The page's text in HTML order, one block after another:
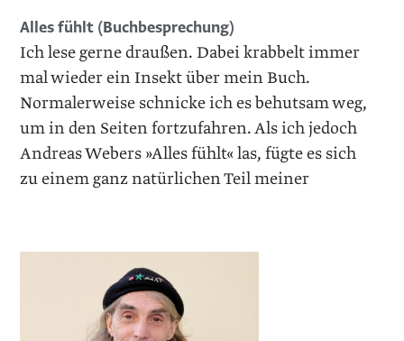
Alles fühlt (Buchbesprechung)
Ich lese gerne draußen. Dabei krabbelt immer
mal wieder ein Insekt über mein Buch.
Normalerweise schnicke ich es behutsam weg,
um in den Seiten fortzufahren. Als ich jedoch
Andreas Webers »Alles fühlt« las, fügte es sich
zu einem ganz natürlichen Teil meiner